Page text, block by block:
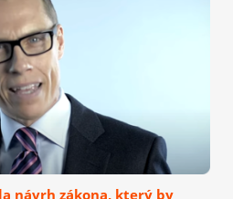
návrh zákona, který by